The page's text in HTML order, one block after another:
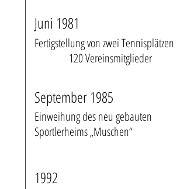
Juni 1981
Fertigstellung von zwei Tennisplätzen
120 Vereinsmitglieder
September 1985
Einweihung des neu gebauten
Sportlerheims „Muschen“
1992